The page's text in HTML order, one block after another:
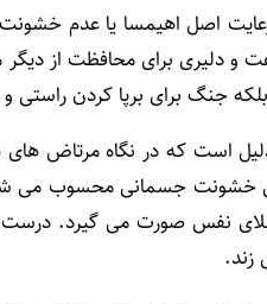
رعایت اصل اهیمسا یا عدم
و دلیری برای محافظت از دیگر
جنگ برای برپا کردن راستی
است که در نگاه مرتاض های
خشونت جسمانی محسوب می
نفس صورت می گیرد. درست
زند.